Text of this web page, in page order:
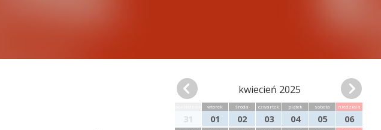
kwiecień 2025
31
wtorek
01
środa
02
czwartek
03
piątek
04
sobota
05
niedziela
06